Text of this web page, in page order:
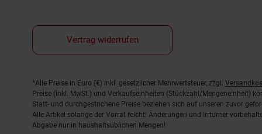
Vertrag widerrufen
Fußnoten
*Alle Preise in Euro (€) inkl. gesetzlicher Mehrwertsteuer, zzgl.
Preise (inkl. MwSt.) und Verkaufseinheiten (Stückzahl/Mengeneinheit)
Statt- und durchgestrichene Preise beziehen sich auf unseren zuvor
Alle Artikel solange der Vorrat reicht! Änderungen und Irrtümer
Abgabe nur in haushaltsüblichen Mengen!